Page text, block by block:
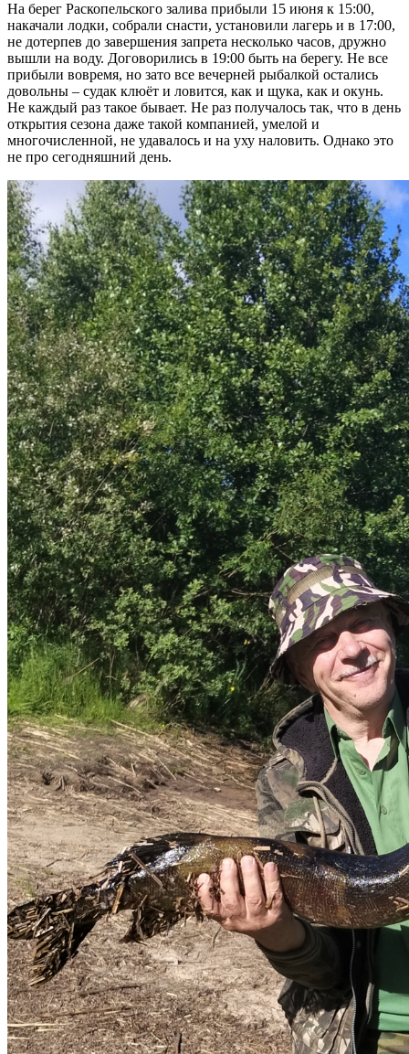
На берег Раскопельского залива прибыли 15 июня к 15:00,
накачали лодки, собрали снасти, установили лагерь и в 17:00,
не дотерпев до завершения запрета несколько часов, дружно
вышли на воду. Договорились в 19:00 быть на берегу. Не все
прибыли вовремя, но зато все вечерней рыбалкой остались
довольны – судак клюёт и ловится, как и щука, как и окунь.
Не каждый раз такое бывает. Не раз получалось так, что в день
открытия сезона даже такой компанией, умелой и
многочисленной, не удавалось и на уху наловить. Однако это
не про сегодняшний день.